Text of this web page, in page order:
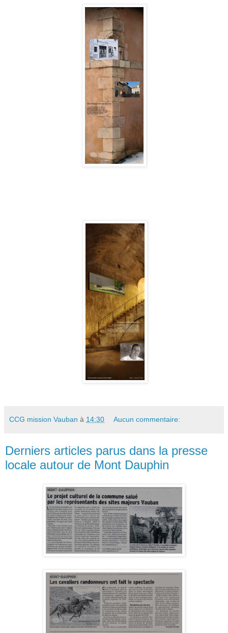
CCG mission Vauban à 14:30 Aucun commentaire:
Derniers articles parus dans la presse
locale autour de Mont Dauphin